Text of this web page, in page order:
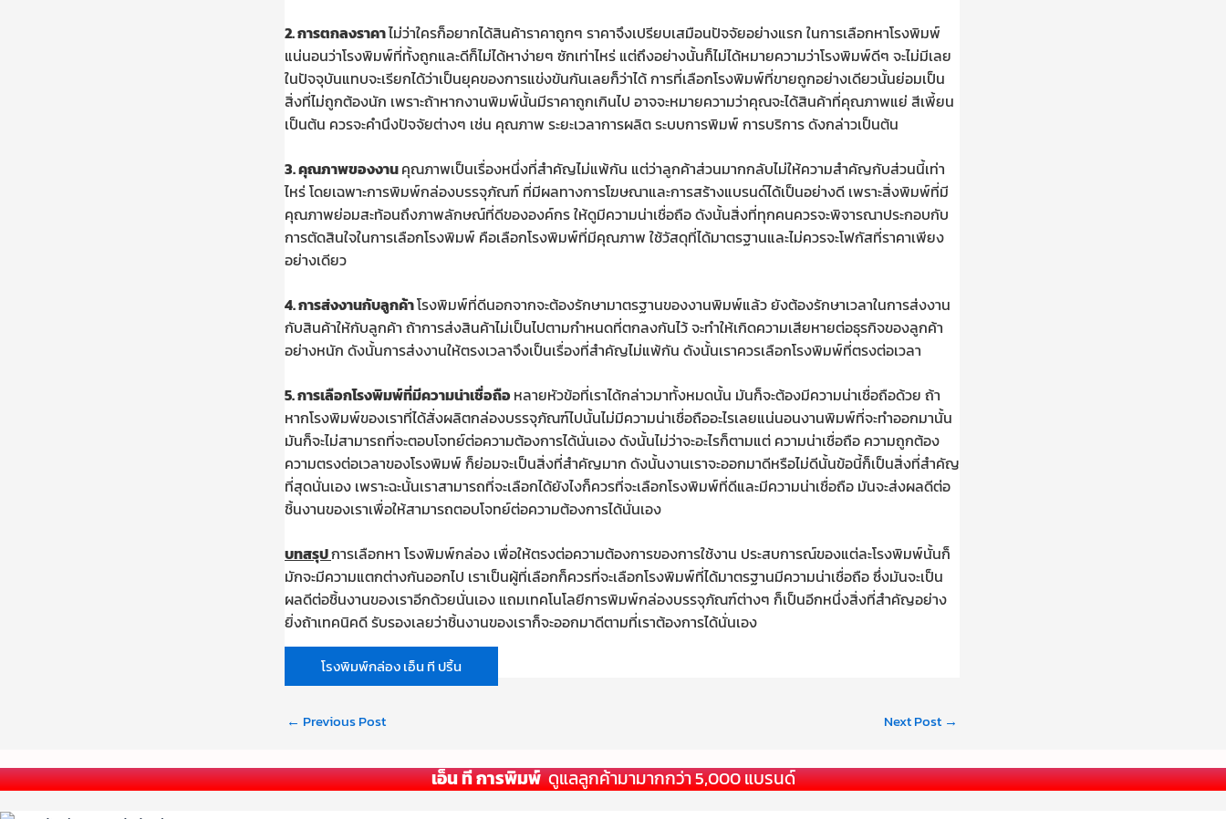
2.การตกลงราคาไม่ว่าใครก็อยากได้สินค้าราคาถูกๆ ราคาจึงเปรียบเสมือนปัจจัยอย่างแรก ในการเลือกหาโรงพิมพ์
แน่นอนว่าโรงพิมพ์ที่ทั้งถูกและดีก็ไม่ได้หาง่ายๆ ซักเท่าไหร่ แต่ถึงอย่างนั้นก็ไม่ได้หมายความว่าโรงพิมพ์ดีๆ จะไม่มีเลย
ในปัจจุบันแทบจะเรียกได้ว่าเป็นยุคของการแข่งขันกันเลยก็ว่าได้ การที่เลือกโรงพิมพ์ที่ขายถูกอย่างเดียวนั้นย่อมเป็น
สิ่งที่ไม่ถูกต้องนัก เพราะถ้าหากงานพิมพ์นั้นมีราคาถูกเกินไป อาจจะหมายความว่าคุณจะได้สินค้าที่คุณภาพแย่ สีเพี้ยน
เป็นต้น ควรจะคำนึงปัจจัยต่างๆ เช่น คุณภาพ ระยะเวลาการผลิต ระบบการพิมพ์ การบริการ ดังกล่าวเป็นต้น
3.คุณภาพของงานคุณภาพเป็นเรื่องหนึ่งที่สำคัญไม่แพ้กัน แต่ว่าลูกค้าส่วนมากกลับไม่ให้ความสำคัญกับส่วนนี้เท่า
ไหร่ โดยเฉพาะการพิมพ์กล่องบรรจุภัณฑ์ ที่มีผลทางการโฆษณาและการสร้างแบรนด์ได้เป็นอย่างดี เพราะสิ่งพิมพ์ที่มี
คุณภาพย่อมสะท้อนถึงภาพลักษณ์ที่ดีขององค์กร ให้ดูมีความน่าเชื่อถือ ดังนั้นสิ่งที่ทุกคนควรจะพิจารณาประกอบกับ
การตัดสินใจในการเลือกโรงพิมพ์ คือเลือกโรงพิมพ์ที่มีคุณภาพ ใช้วัสดุที่ได้มาตรฐานและไม่ควรจะโฟกัสที่ราคาเพียง
อย่างเดียว
4.การส่งงานกับลูกค้าโรงพิมพ์ที่ดีนอกจากจะต้องรักษามาตรฐานของงานพิมพ์แล้ว ยังต้องรักษาเวลาในการส่งงาน
กับสินค้าให้กับลูกค้า ถ้าการส่งสินค้าไม่เป็นไปตามกำหนดที่ตกลงกันไว้ จะทำให้เกิดความเสียหายต่อธุรกิจของลูกค้า
อย่างหนัก ดังนั้นการส่งงานให้ตรงเวลาจึงเป็นเรื่องที่สำคัญไม่แพ้กัน ดังนั้นเราควรเลือกโรงพิมพ์ที่ตรงต่อเวลา
5.การเลือกโรงพิมพ์ที่มีความน่าเชื่อถือหลายหัวข้อที่เราได้กล่าวมาทั้งหมดนั้น มันก็จะต้องมีความน่าเชื่อถือด้วย ถ้า
หากโรงพิมพ์ของเราที่ได้สั่งผลิตกล่องบรรจุภัณฑ์ไปนั้นไม่มีความน่าเชื่อถืออะไรเลยแน่นอนงานพิมพ์ที่จะทำออกมานั้น
มันก็จะไม่สามารถที่จะตอบโจทย์ต่อความต้องการได้นั่นเอง ดังนั้นไม่ว่าจะอะไรก็ตามแต่ ความน่าเชื่อถือ ความถูกต้อง
ความตรงต่อเวลาของโรงพิมพ์ ก็ย่อมจะเป็นสิ่งที่สำคัญมาก ดังนั้นงานเราจะออกมาดีหรือไม่ดีนั้นข้อนี้ก็เป็นสิ่งที่สำคัญ
ที่สุดนั่นเอง เพราะฉะนั้นเราสามารถที่จะเลือกได้ยังไงก็ควรที่จะเลือกโรงพิมพ์ที่ดีและมีความน่าเชื่อถือ มันจะส่งผลดีต่อ
ชิ้นงานของเราเพื่อให้สามารถตอบโจทย์ต่อความต้องการได้นั่นเอง
บทสรุปการเลือกหา โรงพิมพ์กล่อง เพื่อให้ตรงต่อความต้องการของการใช้งาน ประสบการณ์ของแต่ละโรงพิมพ์นั้นก็
มักจะมีความแตกต่างกันออกไป เราเป็นผู้ที่เลือกก็ควรที่จะเลือกโรงพิมพ์ที่ได้มาตรฐานมีความน่าเชื่อถือ ซึ่งมันจะเป็น
ผลดีต่อชิ้นงานของเราอีกด้วยนั่นเอง แถมเทคโนโลยีการพิมพ์กล่องบรรจุภัณฑ์ต่างๆ ก็เป็นอีกหนึ่งสิ่งที่สำคัญอย่าง
ยิ่งถ้าเทคนิคดี รับรองเลยว่าชิ้นงานของเราก็จะออกมาดีตามที่เราต้องการได้นั่นเอง
โรงพิมพ์กล่อง เอ็น ที ปริ้น
← Previous Post Next Post →
เอ็น ที การพิมพ์ดูแลลูกค้ามามากกว่า 5,000 แบรนด์